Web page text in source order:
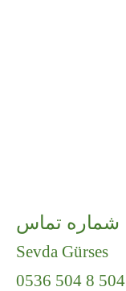
شماره تماس
Sevda Gürses
0536 504 8 504